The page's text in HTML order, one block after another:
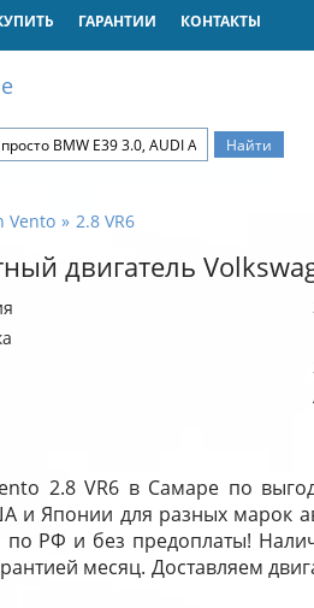
ГАРАНТИИ КОНТАКТЫ
Vento 2.8 VR6
двигатель
2.8 VR6 в Самаре по
и Японии для разных марок
по РФ и без предоплаты!
месяц. Доставляем